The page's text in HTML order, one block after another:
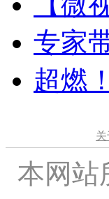
专家
超燃
本网站